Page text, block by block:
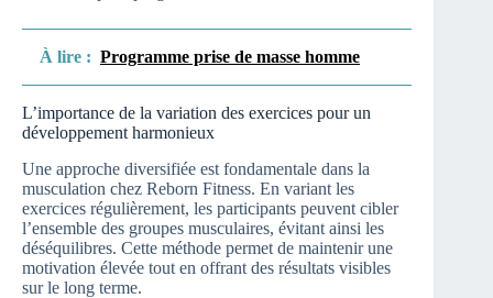
À lire : Programme prise de masse homme
L’importance de la variation des exercices pour un
développement harmonieux
Une approche diversifiée est fondamentale dans la
musculation chez Reborn Fitness. En variant les
exercices régulièrement, les participants peuvent cibler
l’ensemble des groupes musculaires, évitant ainsi les
déséquilibres. Cette méthode permet de maintenir une
motivation élevée tout en offrant des résultats visibles
sur le long terme.